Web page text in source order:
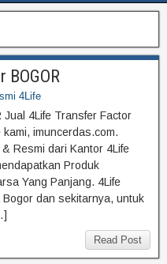
BOGOR
4Life
4Life Transfer Factor
imuncerdas.com.
Resmi dari Kantor 4Life
Produk
Yang Panjang. 4Life
dan sekitarnya, untuk
Read Post